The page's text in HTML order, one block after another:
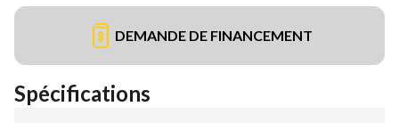
DEMANDE DE FINANCEMENT
Spécifications